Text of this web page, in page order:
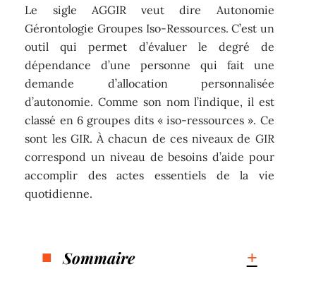
Le sigle AGGIR veut dire Autonomie
Gérontologie Groupes Iso-Ressources. C’est un
outil qui permet d’évaluer le degré de
dépendance d’une personne qui fait une
demande d’allocation personnalisée
d’autonomie. Comme son nom l’indique, il est
classé en 6 groupes dits « iso-ressources ». Ce
sont les GIR. À chacun de ces niveaux de GIR
correspond un niveau de besoins d’aide pour
accomplir des actes essentiels de la vie
quotidienne.
Sommaire